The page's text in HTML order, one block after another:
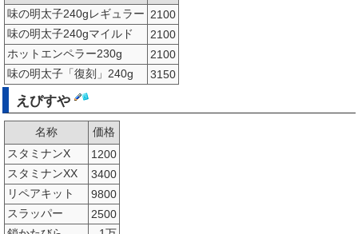
味の明太子240gレギュラー 2100
味の明太子240gマイルド
2100
ホットエンペラー230g
2100
味の明太子「復刻」240g
3150
えびすや
名称
価格
スタミナンX
1200
スタミナンXX
3400
リペアキット
9800
スラッパー
2500